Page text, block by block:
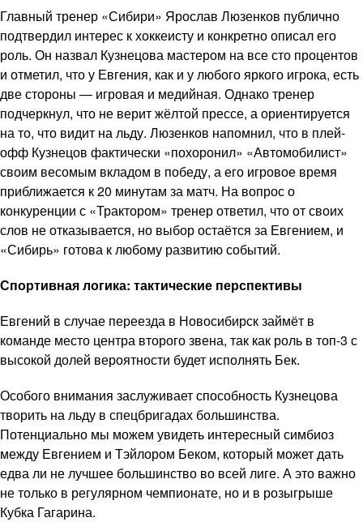
Главный тренер «Сибири» Ярослав Люзенков публично
подтвердил интерес к хоккеисту и конкретно описал его
роль. Он назвал Кузнецова мастером на все сто процентов
и отметил, что у Евгения, как и у любого яркого игрока, есть
две стороны — игровая и медийная. Однако тренер
подчеркнул, что не верит жёлтой прессе, а ориентируется
на то, что видит на льду. Люзенков напомнил, что в плей-
офф Кузнецов фактически «похоронил» «Автомобилист»
своим весомым вкладом в победу, а его игровое время
приближается к 20 минутам за матч. На вопрос о
конкуренции с «Трактором» тренер ответил, что от своих
слов не отказывается, но выбор остаётся за Евгением, и
«Сибирь» готова к любому развитию событий.
Спортивная логика: тактические перспективы
Евгений в случае переезда в Новосибирск займёт в
команде место центра второго звена, так как роль в топ-3 с
высокой долей вероятности будет исполнять Бек.
Особого внимания заслуживает способность Кузнецова
творить на льду в спецбригадах большинства.
Потенциально мы можем увидеть интересный симбиоз
между Евгением и Тэйлором Беком, который может дать
едва ли не лучшее большинство во всей лиге. А это важно
не только в регулярном чемпионате, но и в розыгрыше
Кубка Гагарина.